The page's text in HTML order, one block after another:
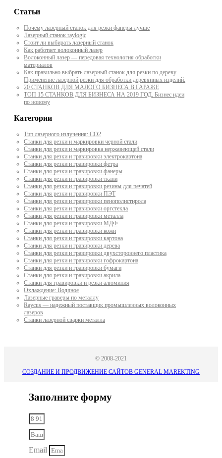
Статьи
Почему лазерный станок для резки фанеры лучше
Лазерный станок raylogic
Стоит ли выбирать лазерный станок
Как работает волоконный лазер
Волоконный лазер — передовая технология обработки
материалов
Как правильно выбрать лазерный станок для резки по дереву.
Применение лазерной резки для обработки деревянных изделий.
20 СТАНКОВ ДЛЯ МАЛОГО БИЗНЕСА В ГАРАЖЕ
ТОП 15 СТАНКОВ ДЛЯ БИЗНЕСА НА 2019 ГОД. Бизнес идеи
по новому
Категории
Тип лазерного излучения: СО2
Станки для резки и маркировки черной стали
Станки для резки и маркировка нержавеющей стали
Станки для резки и гравировки электрокартона
Станки для резки и гравировки фетра
Станки для резки и гравировки фанеры
Станки для резки и гравировки ткани
Станки для резки и гравировки резины для печатей
Станки для резки и гравировки ПЭТ
Станки для резки и гравировки пенополистирола
Станки для резки и гравировки оргстекла
Станки для резки и гравировки металла
Станки для резки и гравировки МДФ
Станки для резки и гравировки кожи
Станки для резки и гравировки картона
Станки для резки и гравировки дерева
Станки для резки и гравировки двухстороннего пластика
Станки для резки и гравировки гофрокартона
Станки для резки и гравировки бумаги
Станки для резки и гравировки акрила
Станки для гравировки и резки алюминия
Охлаждение: Водяное
Лазерные граверы по металлу
Raycus — надежный поставщик промышленных волоконных
лазеров
Cтанки лазерной сварки металла
© 2008-2021
СОЗДАНИЕ И ПРОДВИЖЕНИЕ САЙТОВ GENERAL MAREKTING
Заполните форму
Email